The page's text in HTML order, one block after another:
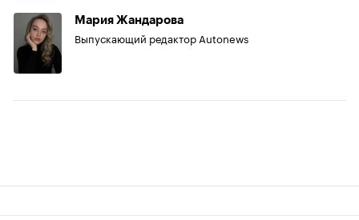
Мария Жандарова
Выпускающий редактор Autonews